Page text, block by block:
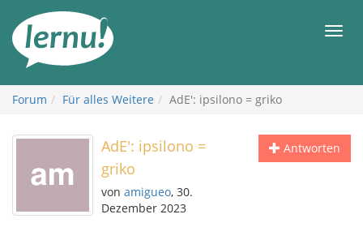
Inhalt
Forum Für alles Weitere AdE': ipsilono = griko
Antworten
AdE': ipsilono =
griko
von amigueo, 30.
Dezember 2023